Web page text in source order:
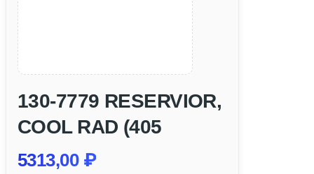
130-7779 RESERVIOR,
COOL RAD (405
5313,00 ₽